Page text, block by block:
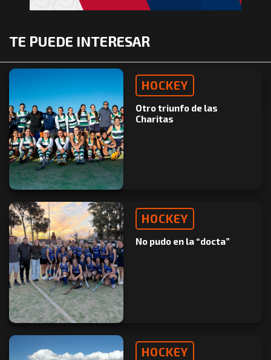
TE PUEDE INTERESAR
HOCKEY
Otro triunfo de las
Charitas
HOCKEY
No pudo en la “docta”
HOCKEY